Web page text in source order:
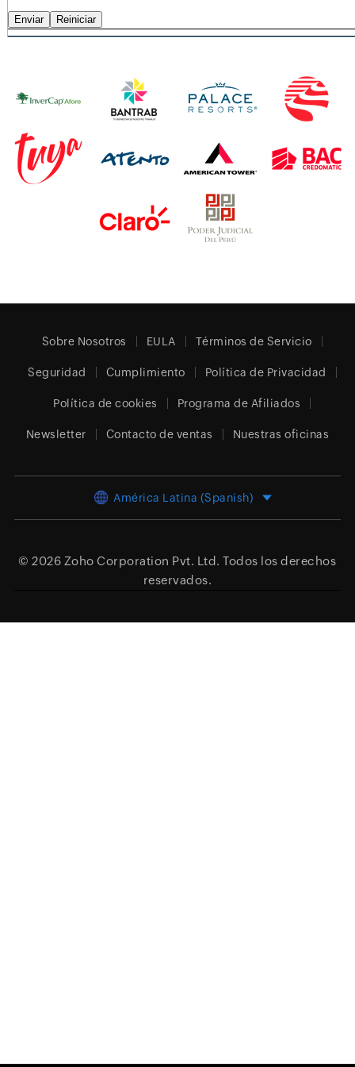
Sobre Nosotros EULA Términos de Servicio
Seguridad Cumplimiento Política de Privacidad
Política de cookies Programa de Afiliados
Newsletter Contacto de ventas Nuestras oficinas
América Latina (Spanish)
© 2026 Zoho Corporation Pvt. Ltd. Todos los derechos
reservados.